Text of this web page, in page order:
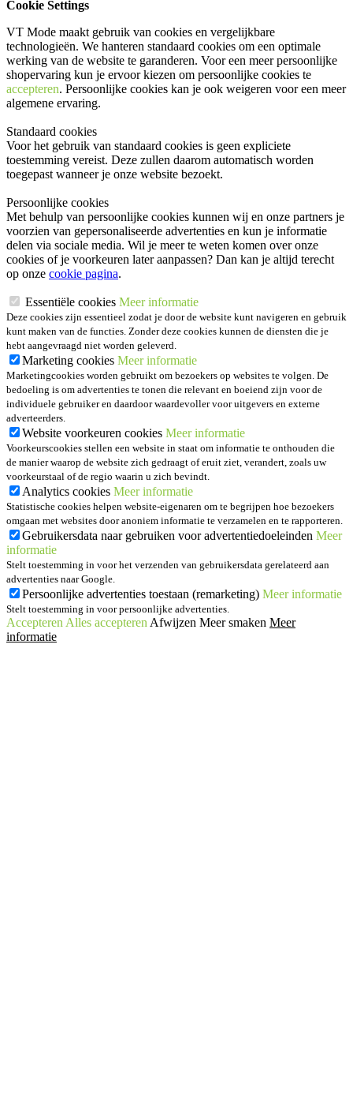
Cookie Settings
VT Mode maakt gebruik van cookies en vergelijkbare
technologieën. We hanteren standaard cookies om een optimale
werking van de website te garanderen. Voor een meer persoonlijke
shopervaring kun je ervoor kiezen om persoonlijke cookies te
accepteren. Persoonlijke cookies kan je ook weigeren voor een meer
algemene ervaring.
Standaard cookies
Voor het gebruik van standaard cookies is geen expliciete
toestemming vereist. Deze zullen daarom automatisch worden
toegepast wanneer je onze website bezoekt.
Persoonlijke cookies
Met behulp van persoonlijke cookies kunnen wij en onze partners je
voorzien van gepersonaliseerde advertenties en kun je informatie
delen via sociale media. Wil je meer te weten komen over onze
cookies of je voorkeuren later aanpassen? Dan kan je altijd terecht
op onze cookie pagina.
Essentiële cookies Meer informatie
Deze cookies zijn essentieel zodat je door de website kunt navigeren en gebruik
kunt maken van de functies. Zonder deze cookies kunnen de diensten die je
hebt aangevraagd niet worden geleverd.
Marketing cookies Meer informatie
Marketingcookies worden gebruikt om bezoekers op websites te volgen. De
bedoeling is om advertenties te tonen die relevant en boeiend zijn voor de
individuele gebruiker en daardoor waardevoller voor uitgevers en externe
adverteerders.
Website voorkeuren cookies Meer informatie
Voorkeurscookies stellen een website in staat om informatie te onthouden die
de manier waarop de website zich gedraagt of eruit ziet, verandert, zoals uw
voorkeurstaal of de regio waarin u zich bevindt.
Analytics cookies Meer informatie
Statistische cookies helpen website-eigenaren om te begrijpen hoe bezoekers
omgaan met websites door anoniem informatie te verzamelen en te rapporteren.
Gebruikersdata naar gebruiken voor advertentiedoeleinden Meer
informatie
Stelt toestemming in voor het verzenden van gebruikersdata gerelateerd aan
advertenties naar Google.
Persoonlijke advertenties toestaan (remarketing) Meer informatie
Stelt toestemming in voor persoonlijke advertenties.
Accepteren Alles accepteren Afwijzen Meer smaken Meer
informatie